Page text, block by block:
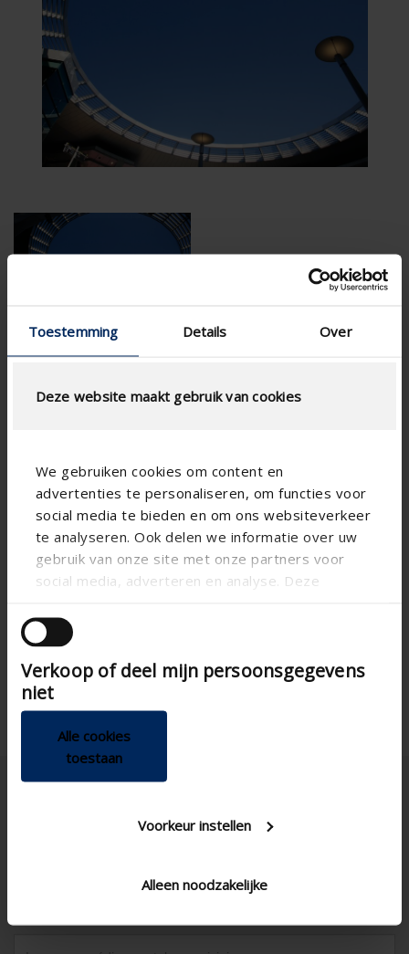
Toestemming Details Over
Deze website maakt gebruik van cookies
We gebruiken cookies om content en
advertenties te personaliseren, om functies voor
social media te bieden en om ons websiteverkeer
te analyseren. Ook delen we informatie over uw
gebruik van onze site met onze partners voor
social media, adverteren en analyse. Deze
andere informatie die u aan ze heeft verstrekt of
die ze hebben verzameld op basis van uw gebruik
van hun services.
Verkoop of deel mijn persoonsgegevens
niet
Alle cookies
toestaan
Voorkeur instellen
Alleen noodzakelijke
Forma de lama
Aero
Tipo de edificio
Apartment , Hospital ,
Office , School , Veranda
Tipo de concepto
New construction/Large
renovation project , Project
Tipo de lama SS Variant
window - vertical